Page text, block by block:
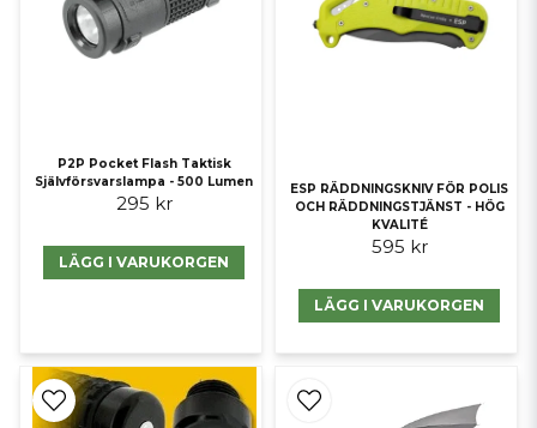
P2P Pocket Flash Taktisk
Självförsvarslampa - 500 Lumen
295 kr
LÄGG I VARUKORGEN
ESP RÄDDNINGSKNIV FÖR POLIS
OCH RÄDDNINGSTJÄNST - HÖG
KVALITÉ
595 kr
LÄGG I VARUKORGEN